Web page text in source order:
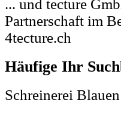
... und tecture
Partnerschaft im
4tecture.ch
Häufige Ihr
Schreinerei